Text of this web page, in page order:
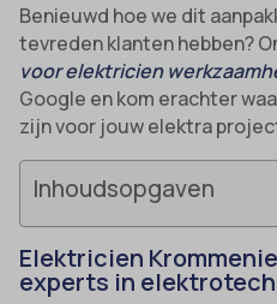
Benieuwd hoe we dit
tevreden klanten hebben?
voor elektricien
Google en kom erachter
zijn voor jouw elektra
Inhoudsopgaven
Elektricien
experts in